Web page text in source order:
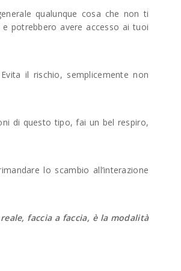
qualunque cosa che non ti
potrebbero avere accesso ai tuoi
il rischio, semplicemente non
di questo tipo, fai un bel respiro,
lo scambio all’interazione
faccia a faccia, è la modalità